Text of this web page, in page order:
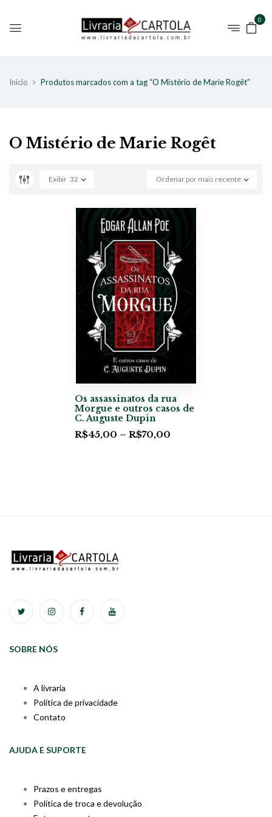
0
Início Produtos marcados com a tag “O Mistério de Marie Rogêt”
O Mistério de Marie Rogêt
Ordenar por mais recente
Exibir 32
Os assassinatos da rua
Morgue e outros casos de
C. Auguste Dupin
R$45,00 – R$70,00
SOBRE NÓS
A livraria
Política de privacidade
Contato
AJUDA E SUPORTE
Prazos e entregas
Política de troca e devolução